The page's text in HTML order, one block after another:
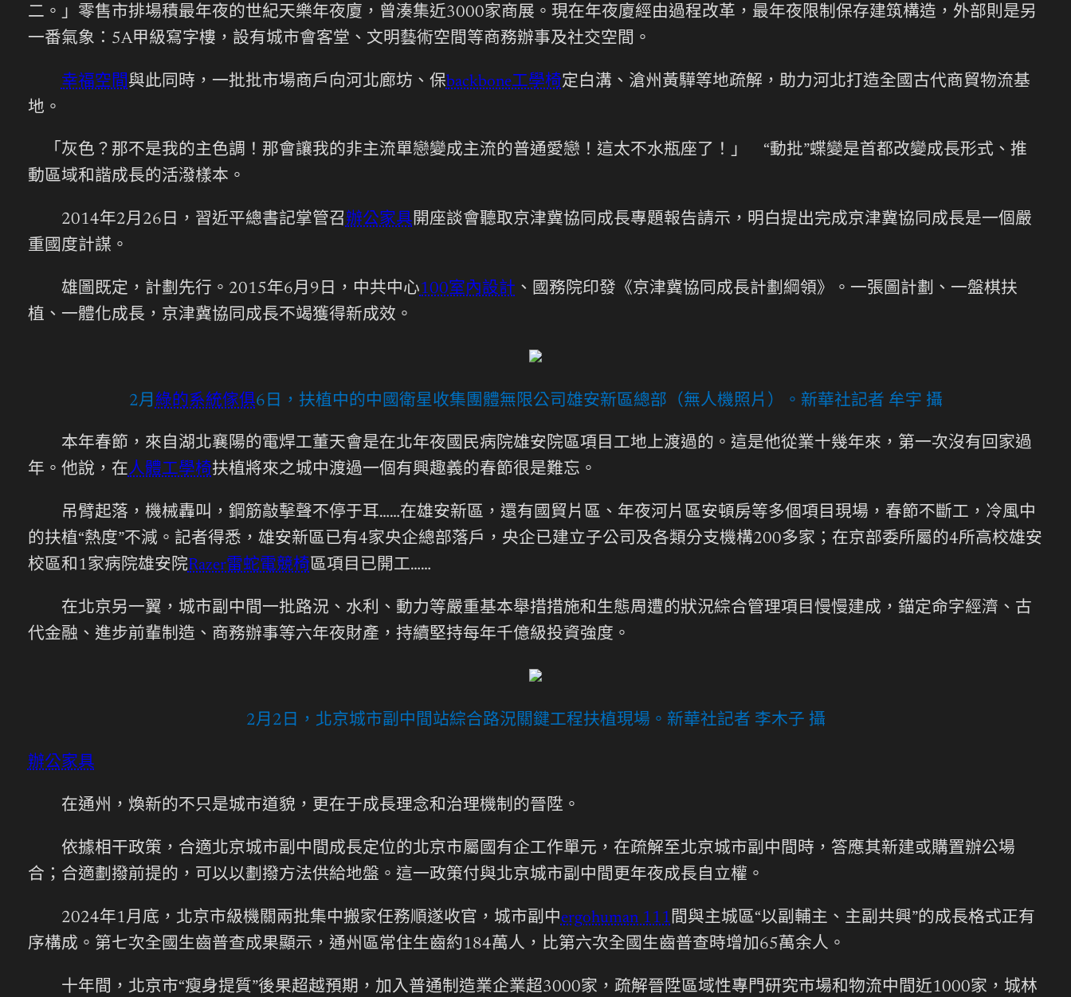
二。」零售市排場積最年夜的世紀天樂年夜廈，曾湊集近3000家商展。現在年夜廈經由過程改革，最年夜限制保存建筑構造，外部則是另
一番氣象：5A甲級寫字樓，設有城市會客堂、文明藝術空間等商務辦事及社交空間。
幸福空間與此同時，一批批市場商戶向河北廊坊、保backbone工學椅定白溝、滄州黃驊等地疏解，助力河北打造全國古代商貿物流基
地。
「灰色？那不是我的主色調！那會讓我的非主流單戀變成主流的普通愛戀！這太不水瓶座了！」 “動批”蝶變是首都改變成長形式、推
動區域和諧成長的活潑樣本。
2014年2月26日，習近平總書記掌管召辦公家具開座談會聽取京津冀協同成長專題報告請示，明白提出完成京津冀協同成長是一個嚴
重國度計謀。
雄圖既定，計劃先行。2015年6月9日，中共中心100室內設計 、國務院印發《京津冀協同成長計劃綱領》。一張圖計劃、一盤棋扶
植、一體化成長，京津冀協同成長不竭獲得新成效。
2月綠的系統傢俱6日，扶植中的中國衛星收集團體無限公司雄安新區總部（無人機照片）。 新華社記者 牟宇 攝
本年春節，來自湖北襄陽的電焊工董天會是在北年夜國民病院雄安院區項目工地上渡過的。這是他從業十幾年來，第一次沒有回家過
年。他說，在人體工學椅扶植將來之城中渡過一個有興趣義的春節很是難忘。
吊臂起落，機械轟叫，鋼筋敲擊聲不停于耳……在雄安新區，還有國貿片區、年夜河片區安頓房等多個項目現場，春節不斷工，冷風中
的扶植“熱度”不減。記者得悉，雄安新區已有4家央企總部落戶，央企已建立子公司及各類分支機構200多家；在京部委所屬的4所高校雄安
校區和1家病院雄安院Razer雷蛇電競椅區項目已開工……
在北京另一翼，城市副中間一批路況、水利、動力等嚴重基本舉措措施和生態周遭的狀況綜合管理項目慢慢建成，錨定命字經濟、古
代金融、進步前輩制造、商務辦事等六年夜財產，持續堅持每年千億級投資強度。
2月2日，北京城市副中間站綜合路況關鍵工程扶植現場。 新華社記者 李木子 攝
辦公家具
在通州，煥新的不只是城市道貌，更在于成長理念和治理機制的晉陞。
依據相干政策，合適北京城市副中間成長定位的北京市屬國有企工作單元，在疏解至北京城市副中間時，答應其新建或購置辦公場
合；合適劃撥前提的，可以以劃撥方法供給地盤。這一政策付與北京城市副中間更年夜成長自立權。
2024年1月底，北京市級機關兩批集中搬家任務順遂收官，城市副中ergohuman 111 間與主城區“以副輔主、主副共興”的成長格式正有
序構成。第七次全國生齒普查成果顯示，通州區常住生齒約184萬人，比第六次全國生齒普查時增加65萬余人。
十年間，北京市“瘦身提質”後果超越預期，加入普通制造業企業超3000家，疏解晉陞區域性專門研究市場和物流中間近1000家，城林